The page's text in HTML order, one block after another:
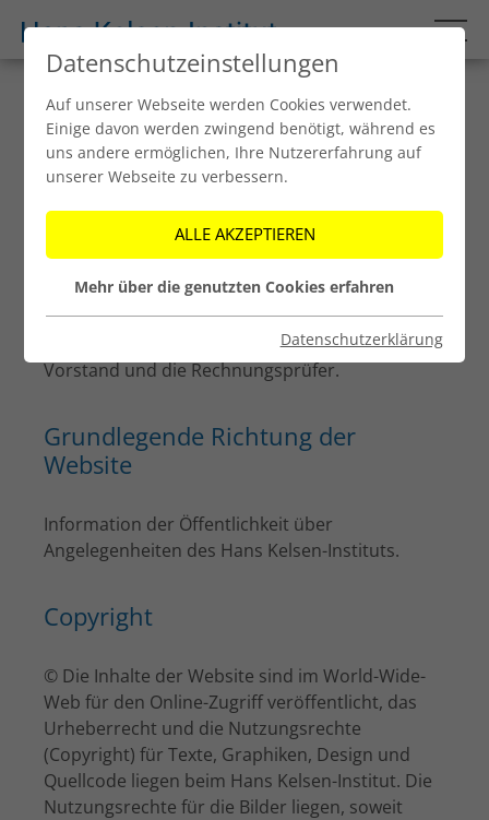
Impressum
Rechtsform und Organe
Das Hans Kelsen-Institut ist eine Bundesstiftung
im Sinne des Bundesstiftungs- und -
fondsgesetzes, BGBl. I Nr. 160/2015, idgF. Die
Organe des Instituts sind laut Stiftsbrief der
Präsident, das Kuratorium, der Aufsichtsrat, der
Vorstand und die Rechnungsprüfer.
Grundlegende Richtung der
Website
Information der Öffentlichkeit über
Angelegenheiten des Hans Kelsen-Instituts.
Copyright
© Die Inhalte der Website sind im World-Wide-
Web für den Online-Zugriff veröffentlicht, das
Urheberrecht und die Nutzungsrechte
(Copyright) für Texte, Graphiken, Design und
Quellcode liegen beim Hans Kelsen-Institut. Die
Nutzungsrechte für die Bilder liegen, soweit
Datenschutzeinstellungen
Auf unserer Webseite werden Cookies verwendet.
Einige davon werden zwingend benötigt, während es
uns andere ermöglichen, Ihre Nutzererfahrung auf
unserer Webseite zu verbessern.
ALLE AKZEPTIEREN
Mehr über die genutzten Cookies erfahren
Datenschutzerklärung